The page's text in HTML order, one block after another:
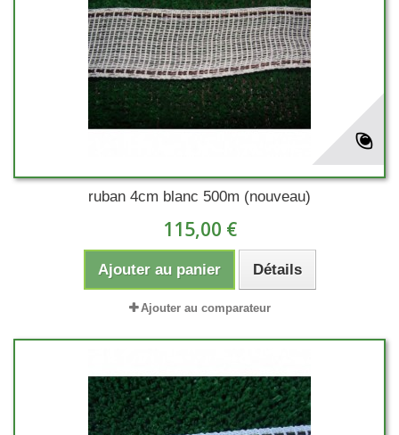
ruban 4cm blanc 500m (nouveau)
115,00 €
Ajouter au panier Détails
Ajouter au comparateur